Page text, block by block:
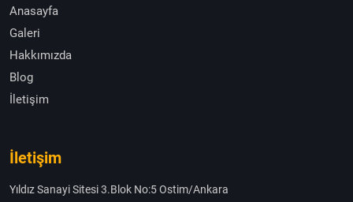
Anasayfa
Galeri
Hakkımızda
Blog
İletişim
İletişim
Yıldız Sanayi Sitesi 3.Blok No:5 Ostim/Ankara